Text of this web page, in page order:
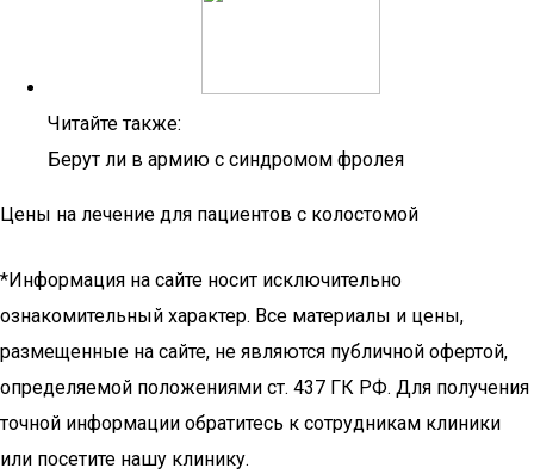
Читайте также:
Берут ли в армию с синдромом фролея
Цены на лечение для пациентов с колостомой
*Информация на сайте носит исключительно
ознакомительный характер. Все материалы и цены,
размещенные на сайте, не являются публичной офертой,
определяемой положениями ст. 437 ГК РФ. Для получения
точной информации обратитесь к сотрудникам клиники
или посетите нашу клинику.